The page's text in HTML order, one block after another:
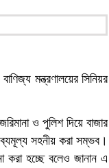
মন্ত্রণালয়ের সিনিয়র
ও পুলিশ দিয়ে বাজার
সহনীয় করা সম্ভব।
করা হচ্ছে বলেও জানান এ